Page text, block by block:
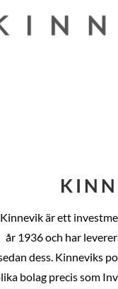
Kinnevik är ett
år 1936 och har
dess. Kinneviks
bolag precis som